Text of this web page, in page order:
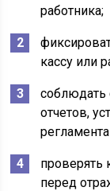
работника;
кассу или
соблюдать
отчетов,
проверять
перед